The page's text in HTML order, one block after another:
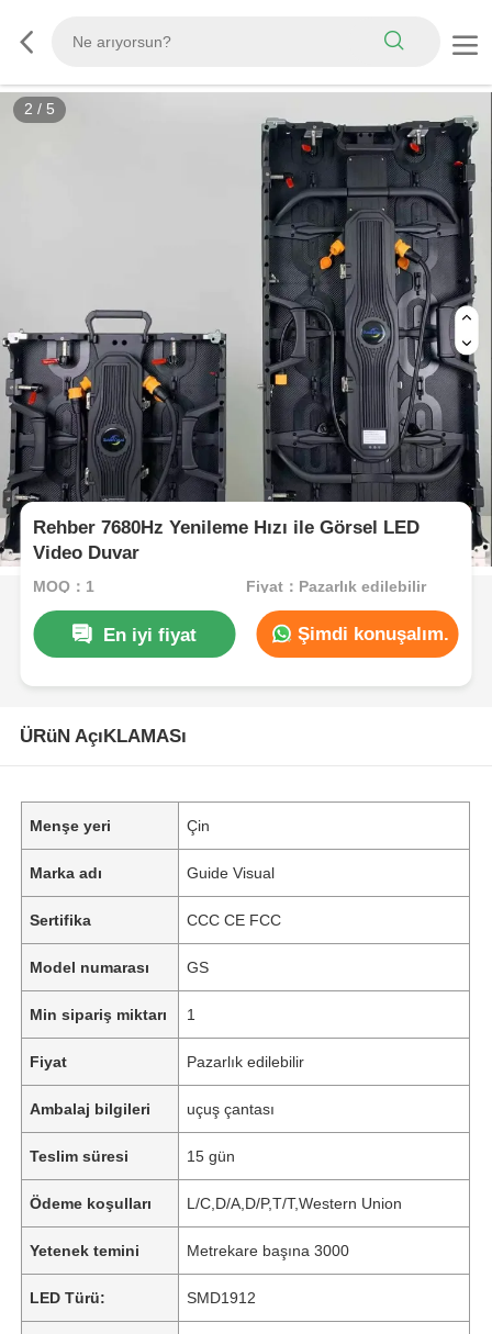
3 / 5
Rehber 7680Hz Yenileme Hızı ile Görsel LED
Video Duvar
MOQ：1 Fiyat：Pazarlık edilebilir
En iyi fiyat Şimdi konuşalım.
ÜRüN AçıKLAMASı
Menşe yeri Çin
Marka adı Guide Visual
Sertifika CCC CE FCC
Model numarası GS
Min sipariş miktarı 1
Fiyat Pazarlık edilebilir
Ambalaj bilgileri uçuş çantası
Teslim süresi 15 gün
Ödeme koşulları L/C,D/A,D/P,T/T,Western Union
Yetenek temini Metrekare başına 3000
LED Türü: SMD1912